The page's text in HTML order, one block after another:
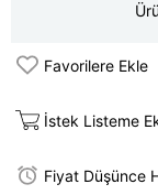
Favorilere Ekle
İstek Listeme
Fiyat Düşünce